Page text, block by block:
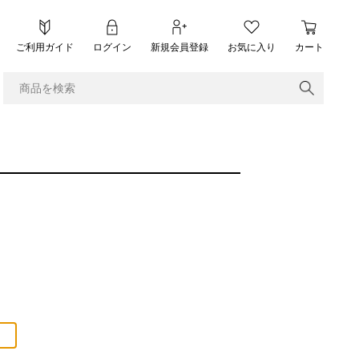
ご利用ガイド ログイン 新規会員登録 お気に入り カート